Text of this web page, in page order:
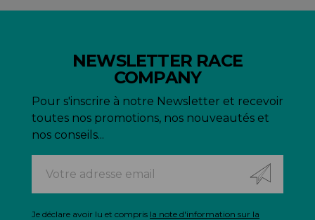
NEWSLETTER RACE
COMPANY
Pour s'inscrire à notre Newsletter et recevoir
toutes nos promotions, nos nouveautés et
nos conseils...
Je déclare avoir lu et compris la note d'information sur la